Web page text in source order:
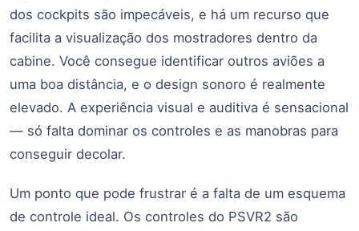
dos cockpits são impecáveis, e há um recurso que
facilita a visualização dos mostradores dentro da
cabine. Você consegue identificar outros aviões a
uma boa distância, e o design sonoro é realmente
elevado. A experiência visual e auditiva é sensacional
— só falta dominar os controles e as manobras para
conseguir decolar.
Um ponto que pode frustrar é a falta de um esquema
de controle ideal. Os controles do PSVR2 são